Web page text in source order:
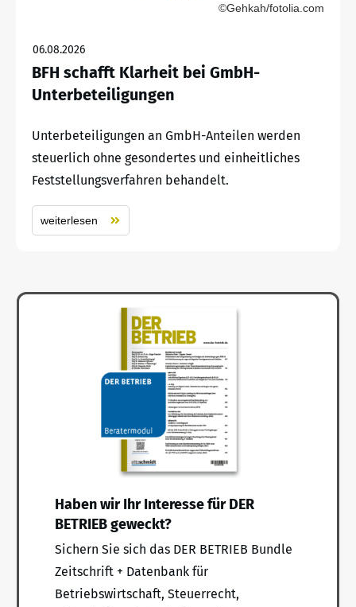
©Gehkah/fotolia.com
06.08.2026
BFH schafft Klarheit bei GmbH-
Unterbeteiligungen
Unterbeteiligungen an GmbH-Anteilen werden
steuerlich ohne gesondertes und einheitliches
Feststellungsverfahren behandelt.
weiterlesen
Haben wir Ihr Interesse für DER
BETRIEB geweckt?
Sichern Sie sich das DER BETRIEB Bundle
Zeitschrift + Datenbank für
Betriebswirtschaft, Steuerrecht,